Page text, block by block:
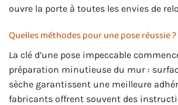
ouvre la porte à toutes les envies de
Quelles méthodes pour une pose réussie ?
La clé d’une pose impeccable
préparation minutieuse du mur :
sèche garantissent une meilleure
fabricants offrent souvent des